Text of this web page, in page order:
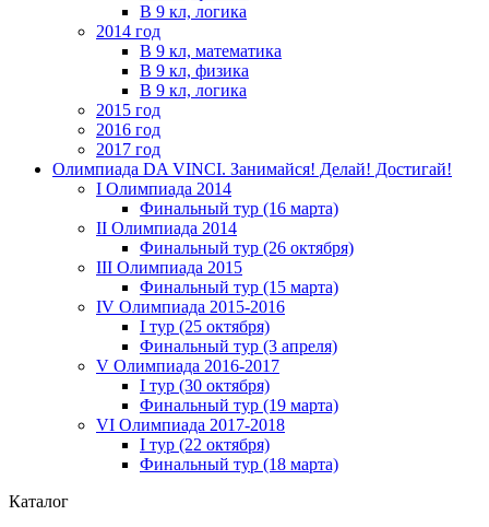
В 9 кл, логика
2014 год
В 9 кл, математика
В 9 кл, физика
В 9 кл, логика
2015 год
2016 год
2017 год
Олимпиада DA VINCI. Занимайся! Делай! Достигай!
I Олимпиада 2014
Финальный тур (16 марта)
II Олимпиада 2014
Финальный тур (26 октября)
III Олимпиада 2015
Финальный тур (15 марта)
IV Олимпиада 2015-2016
I тур (25 октября)
Финальный тур (3 апреля)
V Олимпиада 2016-2017
I тур (30 октября)
Финальный тур (19 марта)
VI Олимпиада 2017-2018
I тур (22 октября)
Финальный тур (18 марта)
Каталог